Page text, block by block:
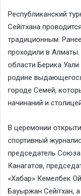
Республиканский
Сейітхана
традиционным.
проходили в
области Берика
родине
городе Семей,
начинаний и
В церемонии
спортивный
председатель Союза
Канагатов,
«Хабар» Кемелбек
Бауыржан Сейітхан,